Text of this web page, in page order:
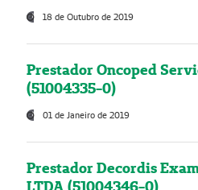
18 de Outubro de 2019
Prestador Oncoped
(51004335-0)
01 de Janeiro de 2019
Prestador Decordis
LTDA (51004346-0)